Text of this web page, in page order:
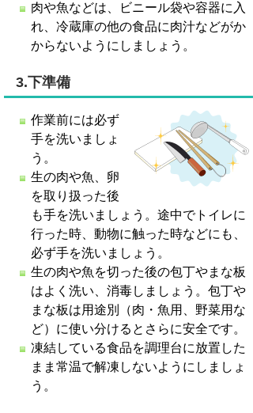
肉や魚などは、ビニール袋や容器に入
れ、冷蔵庫の他の食品に肉汁などがか
からないようにしましょう。
3.下準備
作業前には必ず
手を洗いましょ
う。
生の肉や魚、卵
を取り扱った後
も手を洗いましょう。途中でトイレに
行った時、動物に触った時などにも、
必ず手を洗いましょう。
生の肉や魚を切った後の包丁やまな板
はよく洗い、消毒しましょう。包丁や
まな板は用途別（肉・魚用、野菜用な
ど）に使い分けるとさらに安全です。
凍結している食品を調理台に放置した
まま常温で解凍しないようにしましょ
う。